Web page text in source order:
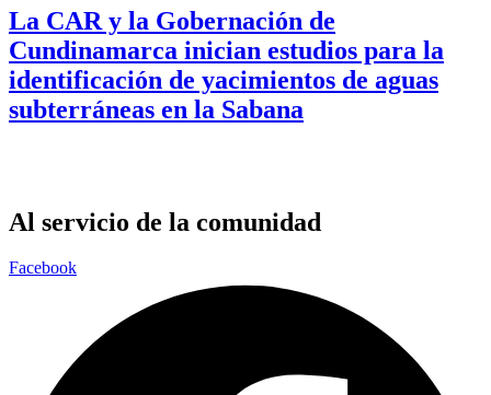
La CAR y la Gobernación de
Cundinamarca inician estudios para la
identificación de yacimientos de aguas
subterráneas en la Sabana
Al servicio de la comunidad
Facebook